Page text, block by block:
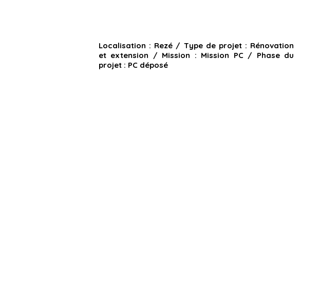
Localisation : Rezé / ​ Type de projet : Rénovation
et extension / Mission : Mission PC / Phase du
projet : PC déposé